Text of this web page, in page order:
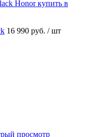
16 990 руб. / шт
просмотр